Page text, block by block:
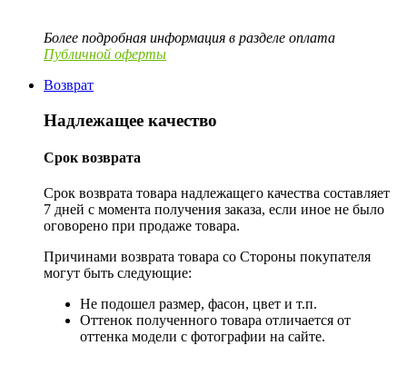
Более подробная информация в разделе оплата
Публичной оферты
Возврат
Надлежащее качество
Срок возврата
Срок возврата товара надлежащего качества составляет
7 дней с момента получения заказа, если иное не было
оговорено при продаже товара.
Причинами возврата товара со Стороны покупателя
могут быть следующие:
Не подошел размер, фасон, цвет и т.п.
Оттенок полученного товара отличается от
оттенка модели с фотографии на сайте.